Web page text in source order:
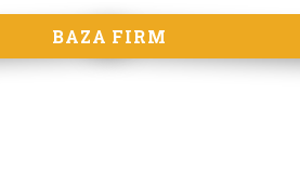
BAZA FIRM